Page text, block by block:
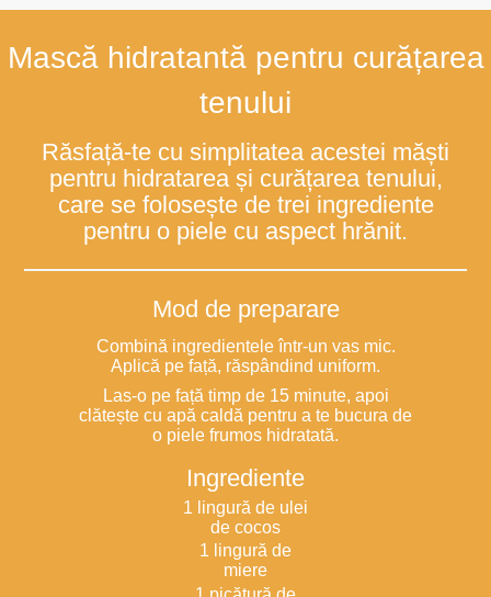
Mască hidratantă pentru curățarea
tenului
Răsfață-te cu simplitatea acestei măști
pentru hidratarea și curățarea tenului,
care se folosește de trei ingrediente
pentru o piele cu aspect hrănit.
Ingrediente
1 lingură de ulei
de cocos
1 lingură de
miere
Mod de preparare
Combină ingredientele într-un vas mic.
Aplică pe față, răspândind uniform.
Las-o pe față timp de 15 minute, apoi
clătește cu apă caldă pentru a te bucura de
o piele frumos hidratată.